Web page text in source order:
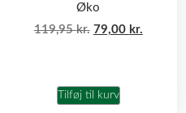
Øko
119,95kr. 79,00 kr.
Tilføj til kurv